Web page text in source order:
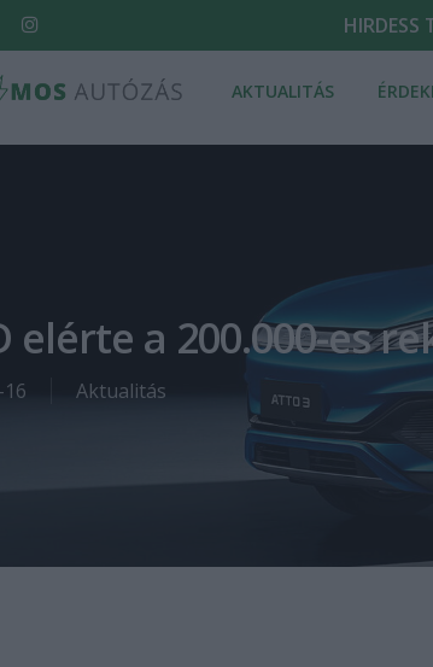
instagram HIRDESS
AKTUALITÁS
elérte a 200.000-es
Aktualitás